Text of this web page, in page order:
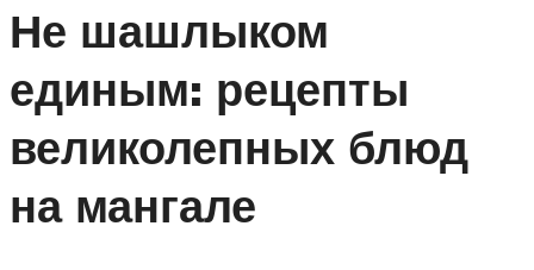
Не шашлыком
единым: рецепты
великолепных блюд
на мангале